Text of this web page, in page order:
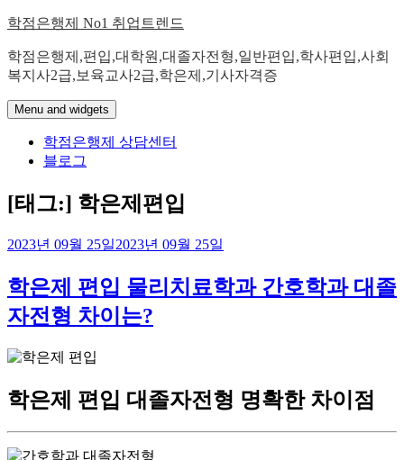
Skip
content
학점은행제 No1 취업트렌드
학점은행제,편입,대학원,대졸자전형,일반편입,학사편입,사회
복지사2급,보육교사2급,학은제,기사자격증
Menu and widgets
학점은행제 상담센터
블로그
[태그:] 학은제편입
2023년 09월 25일2023년 09월 25일
학은제 편입 물리치료학과 간호학과 대졸
자전형 차이는?
학은제 편입 대졸자전형 명확한 차이점